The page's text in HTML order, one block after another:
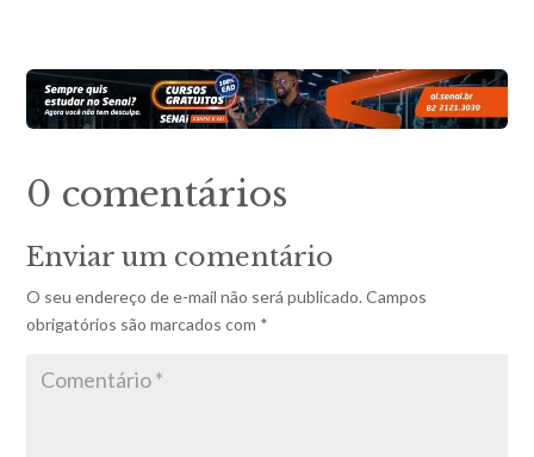
0 comentários
Enviar um comentário
O seu endereço de e-mail não será publicado. Campos
obrigatórios são marcados com *